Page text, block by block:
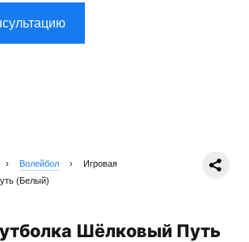
› Волейбол ›
Игровая
(Белый)